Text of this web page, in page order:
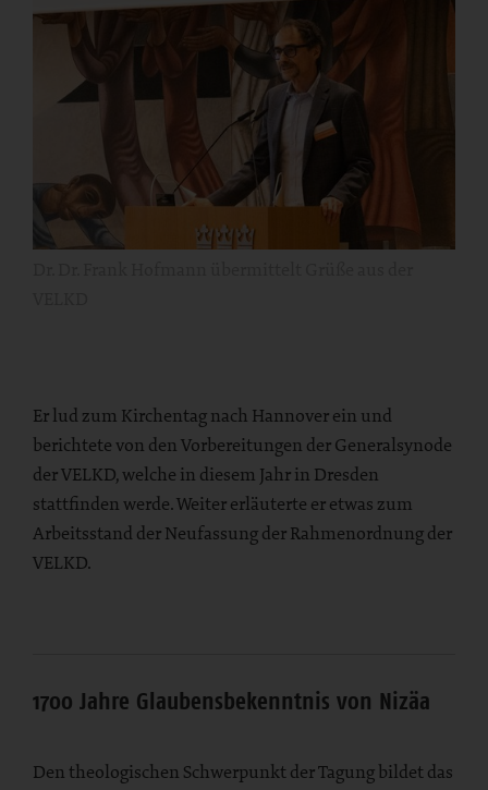
Er lud zum Kirchentag nach Hannover ein und
berichtete von den Vorbereitungen der Generalsynode
der VELKD, welche in diesem Jahr in Dresden
stattfinden werde. Weiter erläuterte er etwas zum
Arbeitsstand der Neufassung der Rahmenordnung der
VELKD.
1700 Jahre Glaubensbekenntnis von Nizäa
Den theologischen Schwerpunkt der Tagung bildet das